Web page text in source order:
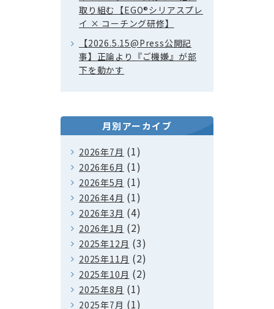
取り組む【EGO®シリアスプレ
イ × コーチング研修】
【2026.5.15@Press公開記
事】正論より『ご機嫌』が部
下を動かす
月別アーカイブ
2026年7月 (1)
2026年6月 (1)
2026年5月 (1)
2026年4月 (1)
2026年3月 (4)
2026年1月 (2)
2025年12月 (3)
2025年11月 (2)
2025年10月 (2)
2025年8月 (1)
2025年7月 (1)